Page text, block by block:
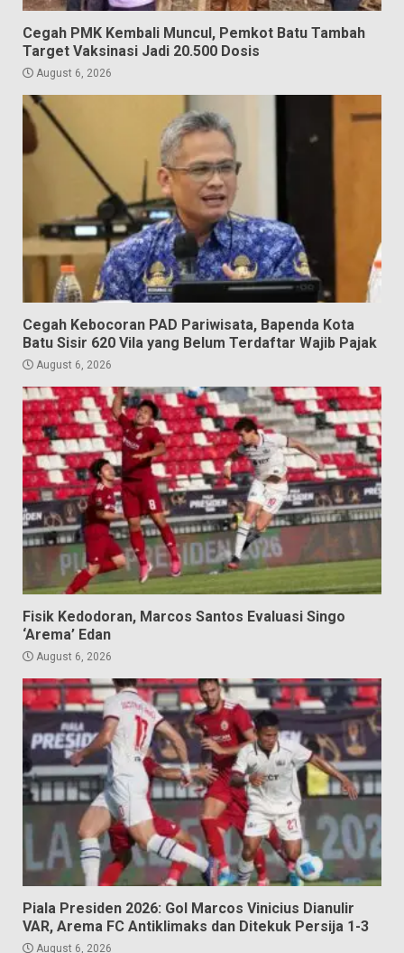
Cegah PMK Kembali Muncul, Pemkot Batu Tambah
Target Vaksinasi Jadi 20.500 Dosis
August 6, 2026
Cegah Kebocoran PAD Pariwisata, Bapenda Kota
Batu Sisir 620 Vila yang Belum Terdaftar Wajib Pajak
August 6, 2026
Fisik Kedodoran, Marcos Santos Evaluasi Singo
‘Arema’ Edan
August 6, 2026
Piala Presiden 2026: Gol Marcos Vinicius Dianulir
VAR, Arema FC Antiklimaks dan Ditekuk Persija 1-3
August 6, 2026